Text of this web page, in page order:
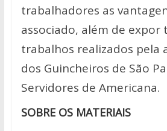
trabalhadores as
associado, além de expor
trabalhos realizados pela
dos Guincheiros de São
Servidores de Americana.
SOBRE OS MATERIAIS